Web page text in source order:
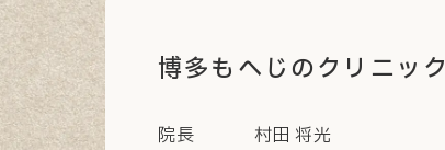
博多もへじのクリニック
院長
村田 将光